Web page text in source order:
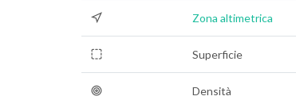
Zona altimetrica
Superficie
Densità